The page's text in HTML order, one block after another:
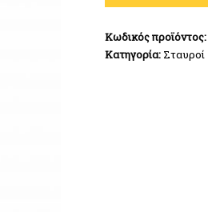
Κ14
Κωδικός προϊόντος:
Κατηγορία: Σταυροί